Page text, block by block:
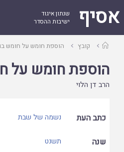
אסיף
שנתון איגוד
ישיבות ההסדר
עמודקובץ הוספת חומש על חומש
הוספת חומש על
הרב דן הלוי
כתב העת נשמה של שבת
שנה תשנט